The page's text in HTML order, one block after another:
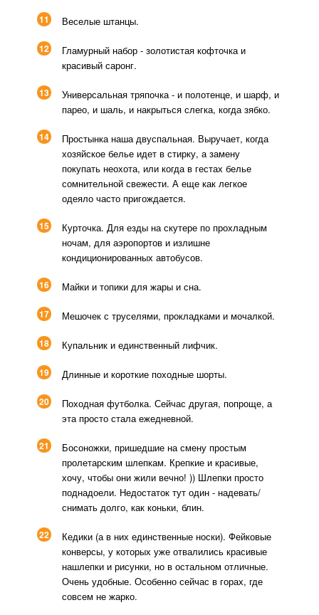
Веселые штанцы.
11
Гламурный набор - золотистая кофточка и
красивый саронг.
12
Универсальная тряпочка - и полотенце, и шарф, и
парео, и шаль, и накрыться слегка, когда зябко.
13
Простынка наша двуспальная. Выручает, когда
хозяйское белье идет в стирку, а замену
покупать неохота, или когда в гестах белье
сомнительной свежести. А еще как легкое
одеяло часто пригождается.
14
Курточка. Для езды на скутере по прохладным
ночам, для аэропортов и излишне
кондиционированных автобусов.
15
Майки и топики для жары и сна.
16
Мешочек с труселями, прокладками и мочалкой.
17
Купальник и единственный лифчик.
18
Длинные и короткие походные шорты.
19
Походная футболка. Сейчас другая, попроще, а
эта просто стала ежедневной.
20
Босоножки, пришедшие на смену простым
пролетарским шлепкам. Крепкие и красивые,
хочу, чтобы они жили вечно! )) Шлепки просто
поднадоели. Недостаток тут один - надевать/
снимать долго, как коньки, блин.
21
Кедики (а в них единственные носки). Фейковые
конверсы, у которых уже отвалились красивые
нашлепки и рисунки, но в остальном отличные.
Очень удобные. Особенно сейчас в горах, где
совсем не жарко.
22